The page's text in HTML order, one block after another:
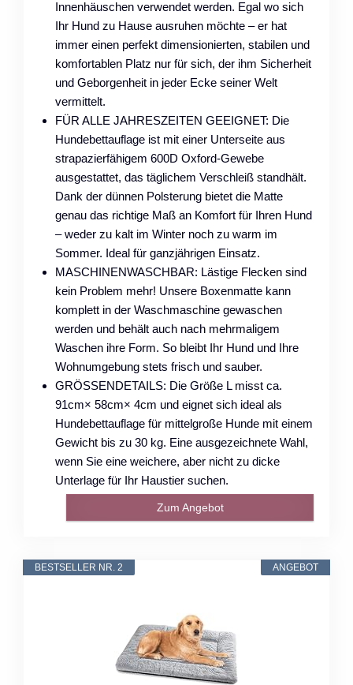
Innenhäuschen verwendet werden. Egal wo sich
Ihr Hund zu Hause ausruhen möchte – er hat
immer einen perfekt dimensionierten, stabilen und
komfortablen Platz nur für sich, der ihm Sicherheit
und Geborgenheit in jeder Ecke seiner Welt
vermittelt.
FÜR ALLE JAHRESZEITEN GEEIGNET: Die
Hundebettauflage ist mit einer Unterseite aus
strapazierfähigem 600D Oxford-Gewebe
ausgestattet, das täglichem Verschleiß standhält.
Dank der dünnen Polsterung bietet die Matte
genau das richtige Maß an Komfort für Ihren Hund
– weder zu kalt im Winter noch zu warm im
Sommer. Ideal für ganzjährigen Einsatz.
MASCHINENWASCHBAR: Lästige Flecken sind
kein Problem mehr! Unsere Boxenmatte kann
komplett in der Waschmaschine gewaschen
werden und behält auch nach mehrmaligem
Waschen ihre Form. So bleibt Ihr Hund und Ihre
Wohnumgebung stets frisch und sauber.
GRÖSSENDETAILS: Die Größe L misst ca.
91cm× 58cm× 4cm und eignet sich ideal als
Hundebettauflage für mittelgroße Hunde mit einem
Gewicht bis zu 30 kg. Eine ausgezeichnete Wahl,
wenn Sie eine weichere, aber nicht zu dicke
Unterlage für Ihr Haustier suchen.
Zum Angebot
ANGEBOT
BESTSELLER NR. 2